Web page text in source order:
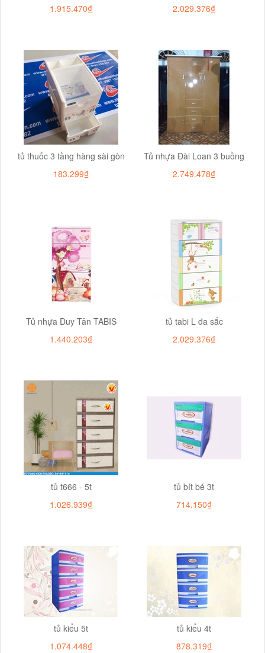
1.915.470₫
2.029.376₫
tủ thuốc 3 tầng hàng sài gòn
183.299₫
Tủ nhựa Đài Loan 3 buồng
2.749.478₫
Tủ nhựa Duy Tân TABIS
1.440.203₫
tủ tabi L đa sắc
2.029.376₫
tủ t666 - 5t
1.026.939₫
tủ bít bé 3t
714.150₫
tủ kiểu 5t
1.074.448₫
tủ kiểu 4t
878.319₫